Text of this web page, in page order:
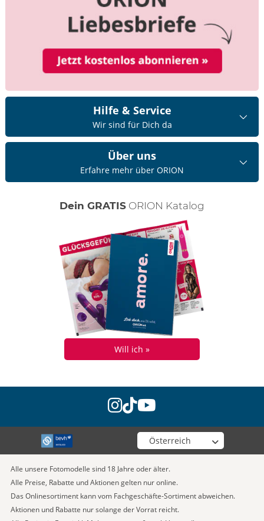
Hilfe & Service
Wir sind für Dich da
Über uns
Erfahre mehr über ORION
Dein GRATIS ORION Katalog
Will ich »
instagram
tiktok
youtube
Wähle deinen Shop
Alle unsere Fotomodelle sind 18 Jahre oder älter.
Alle Preise, Rabatte und Aktionen gelten nur online.
Das Onlinesortiment kann vom Fachgeschäfte-Sortiment abweichen.
Aktionen und Rabatte nur solange der Vorrat reicht.